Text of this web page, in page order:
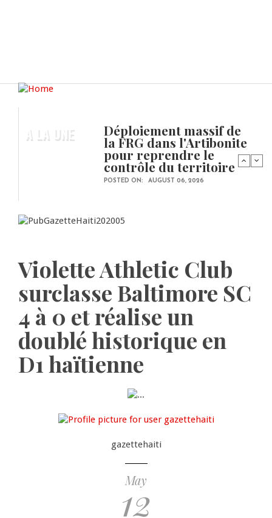
A LA UNE Déploiement massif de
la FRG dans l'Artibonite
pour reprendre le
contrôle du territoire
POSTED ON: AUGUST 06, 2026
Violette Athletic Club
surclasse Baltimore SC
4 à 0 et réalise un
doublé historique en
D1 haïtienne
gazettehaiti
May
12